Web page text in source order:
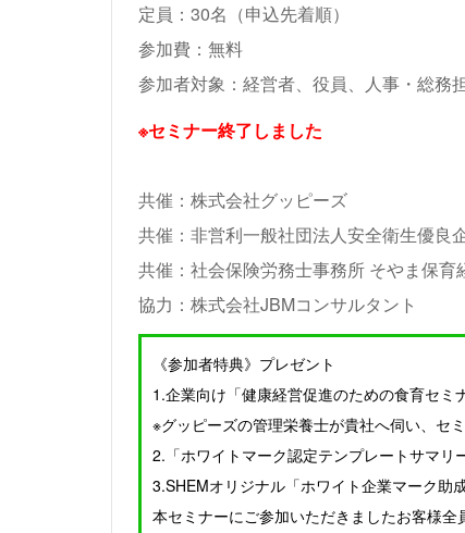
定員：30名（申込先着順）
参加費：無料
参加者対象：経営者、役員、人事・総務
※セミナー終了しました
共催： 株式会社グッピーズ
共催： 非営利一般社団法人安全衛生優良
共催： 社会保険労務士事務所 そやま保育
協力： 株式会社JBMコンサルタント
《参加者特典》プレゼント
1.企業向け「健康経営促進のための食育セミ
※グッピーズの管理栄養士が貴社へ伺い、セミ
2.「ホワイトマーク認定テンプレートサマリ
3.SHEMオリジナル「ホワイト企業マーク助
本セミナーにご参加いただきましたお客様全